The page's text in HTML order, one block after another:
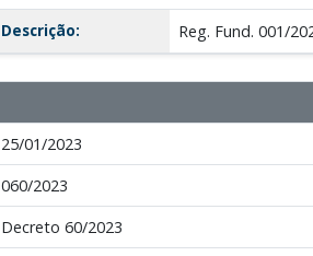
Descrição: Reg. Fund. 001/
25/01/2023
060/2023
Decreto 60/2023